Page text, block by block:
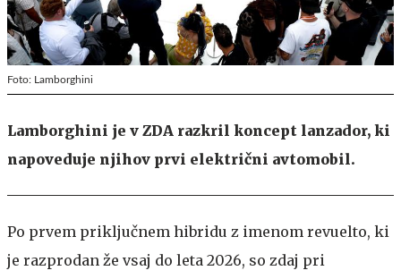
Foto: Lamborghini
Lamborghini je v ZDA razkril koncept lanzador, ki
napoveduje njihov prvi električni avtomobil.
Po prvem priključnem hibridu z imenom revuelto, ki
je razprodan že vsaj do leta 2026, so zdaj pri